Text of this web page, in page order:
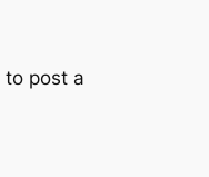
to post a